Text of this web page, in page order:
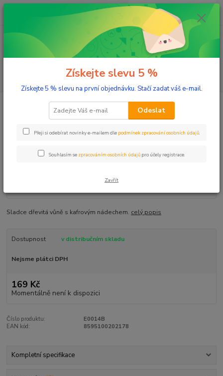
Menu
(Po-Pá, 10-17 hod.)
ks
0 Kč
Aromaterapie Éterické oleje Cedr 10 ml
Cedr 10 ml
Sladce dřevitá vůně s kafrovým nádechem. celý popis
Dostupnost v distribučním skladu
Nejsme plátci DPH
169 Kč
Momentálně není k dispozici
Číslo produktu:
E0014B
EAN kód:
8595100202178
Kompletní specifikace
Získejte slevu 5 %
Získejte 5 % slevu na první objednávku. Stačí zadat váš e-mail.
Odeslat
Přeji si odebírat novinky e-mailem dle podmínek zpracování osobních údajů.
Souhlasím se zpracováním osobních údajů pro účely registrace.
Zavřít